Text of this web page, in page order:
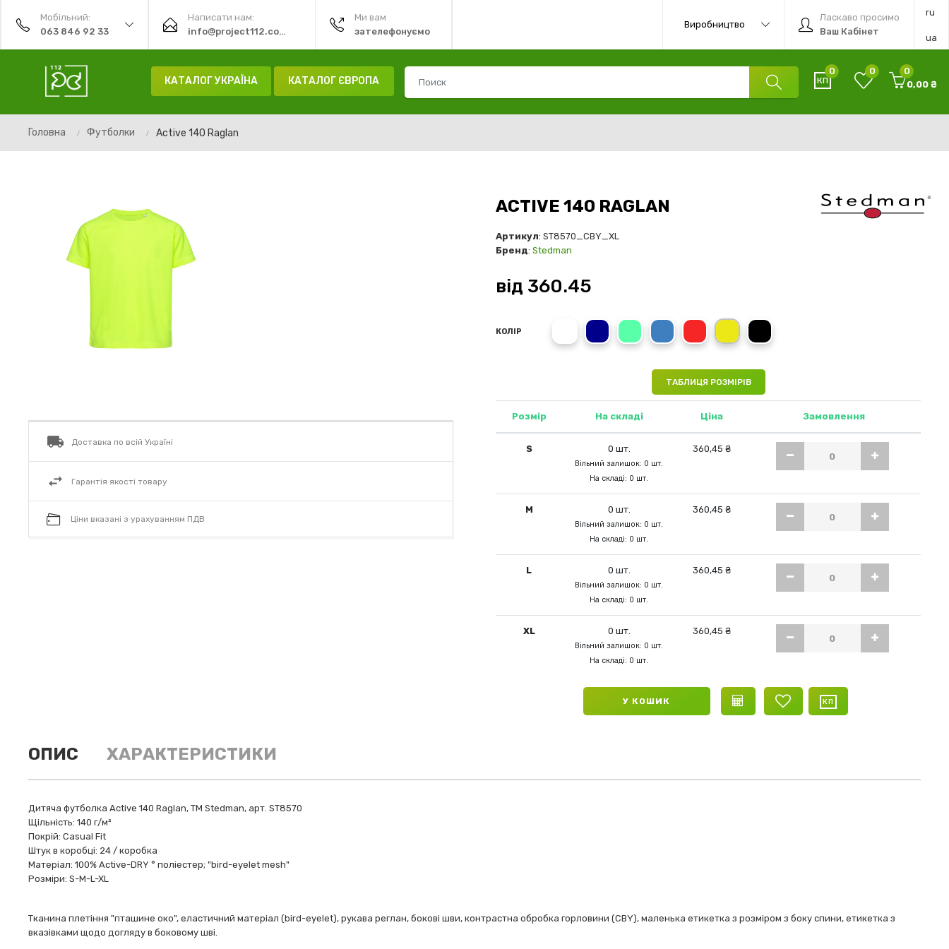
Мобільний:
063 846 92 33
Написати нам:
info@project112.com.ua
Ми вам
зателефонуємо
ru
ua
Ласкаво просимо
Ваш Кабінет
Виробництво
КАТАЛОГ УКРАЇНА КАТАЛОГ ЄВРОПА
0 0
0
0,00 ₴
Головна Футболки Active 140 Raglan
Доставка по всій Україні
Гарантія якості товару
Ціни вказані з урахуванням ПДВ
ACTIVE 140 RAGLAN
Артикул: ST8570_CBY_XL
Бренд: Stedman
від 360.45
КОЛІР
White Marina BlueKiwi GreenKing BlueCrimson RedCyber YellowBlack Opal
ТАБЛИЦЯ РОЗМІРІВ
Розмір На складі Ціна Замовлення
S 0 шт.
Вільний залишок: 0 шт.
На складі: 0 шт.
360,45 ₴
M 0 шт.
Вільний залишок: 0 шт.
На складі: 0 шт.
360,45 ₴
L 0 шт.
Вільний залишок: 0 шт.
На складі: 0 шт.
360,45 ₴
XL 0 шт.
Вільний залишок: 0 шт.
На складі: 0 шт.
360,45 ₴
У КОШИК
ОПИС ХАРАКТЕРИСТИКИ
Дитяча футболка Active 140 Raglan, ТМ Stedman, арт. ST8570
Щільність: 140 г/м²
Покрій: Casual Fit
Штук в коробці: 24 / коробка
Матеріал: 100% Аctive-DRY ° поліестер; "bird-eyelet mesh"
Розміри: S-M-L-XL
Тканина плетіння "пташине око", еластичний матеріал (bird-eyelet), рукава реглан, бокові шви, контрастна обробка горловини (CBY), маленька етикетка з розміром з боку спини, етикетка з
вказівками щодо догляду в боковому шві.